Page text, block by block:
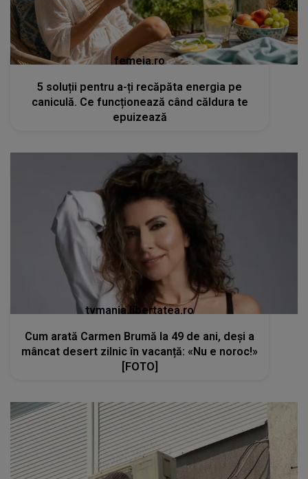
femeia.ro
5 soluții pentru a-ți recăpăta energia pe
caniculă. Ce funcționează când căldura te
epuizează
tvmania.libertatea.ro
Cum arată Carmen Brumă la 49 de ani, deși a
mâncat desert zilnic în vacanță: «Nu e noroc!»
[FOTO]